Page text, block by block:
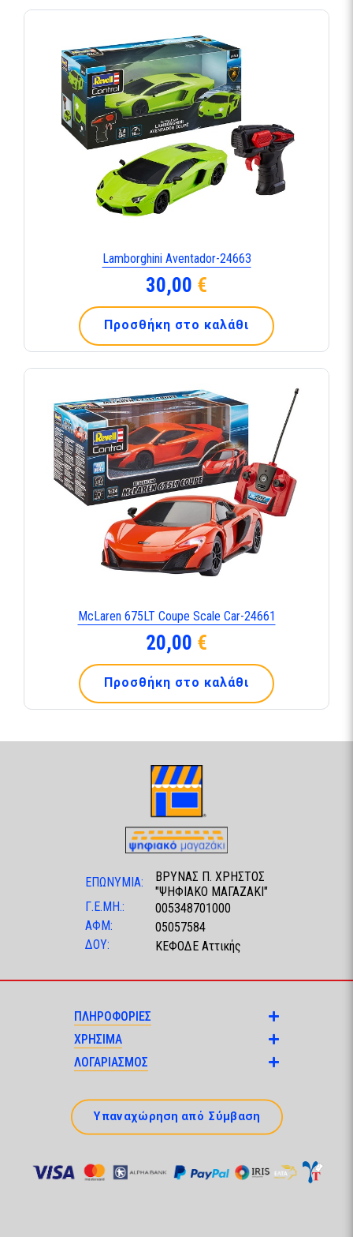
Lamborghini Aventador-24663
30,00 €
Προσθήκη στο καλάθι
McLaren 675LT Coupe Scale Car-24661
20,00 €
Προσθήκη στο καλάθι
ΕΠΩΝΥΜΙΑ:
ΒΡΥΝΑΣ Π. ΧΡΗΣΤΟΣ
"ΨΗΦΙΑΚΟ ΜΑΓΑΖΑΚΙ"
Γ.Ε.ΜΗ.:
005348701000
ΑΦΜ:
05057584
ΔΟΥ:
ΚΕΦΟΔΕ Αττικής
ΠΛΗΡΟΦΟΡΙΕΣ
ΧΡΗΣΙΜΑ
ΛΟΓΑΡΙΑΣΜΟΣ
Υπαναχώρηση από Σύμβαση